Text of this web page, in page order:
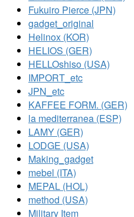
Fukuiro Pierce (JPN)
gadget_original
Helinox (KOR)
HELIOS (GER)
HELLOshiso (USA)
IMPORT_etc
JPN_etc
KAFFEE FORM. (GER)
la mediterranea (ESP)
LAMY (GER)
LODGE (USA)
Making_gadget
mebel (ITA)
MEPAL (HOL)
method (USA)
Military Item